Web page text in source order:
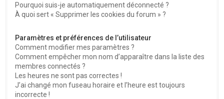
Pourquoi suis-je automatiquement déconnecté ?
À quoi sert « Supprimer les cookies du forum » ?
Paramètres et préférences de l’utilisateur
Comment modifier mes paramètres ?
Comment empêcher mon nom d’apparaître dans la liste des
membres connectés ?
Les heures ne sont pas correctes !
J’ai changé mon fuseau horaire et l’heure est toujours
incorrecte !